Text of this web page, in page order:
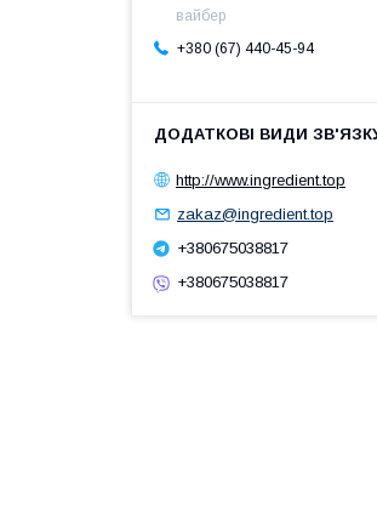
вайбер
+380 (67) 440-45-94
http://www.ingredient.top
zakaz@ingredient.top
+380675038817
+380675038817